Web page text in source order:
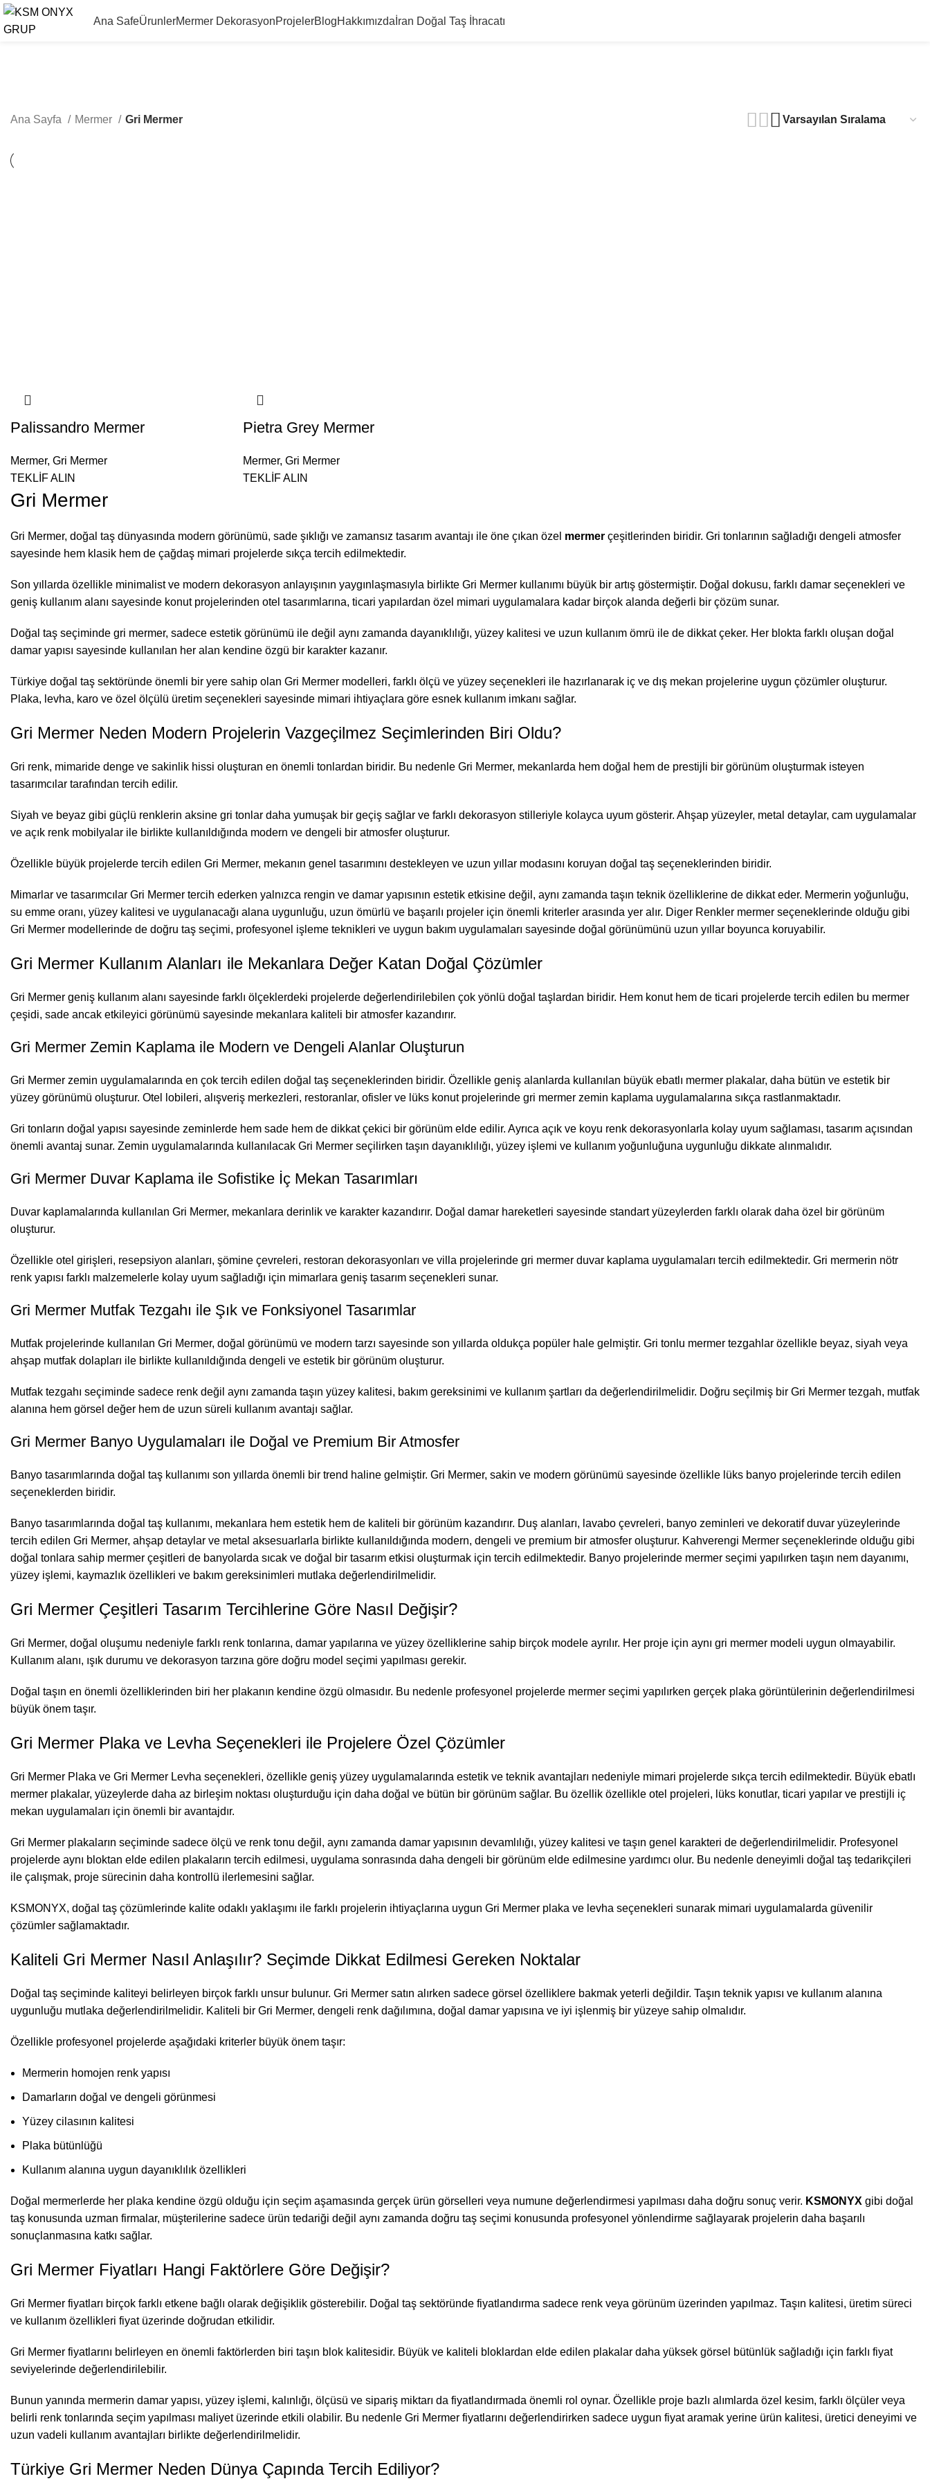
Ana SafeÜrunlerMermer DekorasyonProjelerBlogHakkımızda İran Doğal Taş İhracatı
Ana Sayfa Mermer Gri Mermer
Palissandro Mermer
Mermer, Gri Mermer
TEKLİF ALIN
Pietra Grey Mermer
Mermer, Gri Mermer
TEKLİF ALIN
Gri Mermer
Gri Mermer, doğal taş dünyasında modern görünümü, sade şıklığı ve zamansız tasarım avantajı ile öne çıkan özel mermer çeşitlerinden biridir. Gri tonlarının sağladığı dengeli atmosfer
sayesinde hem klasik hem de çağdaş mimari projelerde sıkça tercih edilmektedir.
Son yıllarda özellikle minimalist ve modern dekorasyon anlayışının yaygınlaşmasıyla birlikte Gri Mermer kullanımı büyük bir artış göstermiştir. Doğal dokusu, farklı damar seçenekleri ve
geniş kullanım alanı sayesinde konut projelerinden otel tasarımlarına, ticari yapılardan özel mimari uygulamalara kadar birçok alanda değerli bir çözüm sunar.
Doğal taş seçiminde gri mermer, sadece estetik görünümü ile değil aynı zamanda dayanıklılığı, yüzey kalitesi ve uzun kullanım ömrü ile de dikkat çeker. Her blokta farklı oluşan doğal
damar yapısı sayesinde kullanılan her alan kendine özgü bir karakter kazanır.
Türkiye doğal taş sektöründe önemli bir yere sahip olan Gri Mermer modelleri, farklı ölçü ve yüzey seçenekleri ile hazırlanarak iç ve dış mekan projelerine uygun çözümler oluşturur.
Plaka, levha, karo ve özel ölçülü üretim seçenekleri sayesinde mimari ihtiyaçlara göre esnek kullanım imkanı sağlar.
Gri Mermer Neden Modern Projelerin Vazgeçilmez Seçimlerinden Biri Oldu?
Gri renk, mimaride denge ve sakinlik hissi oluşturan en önemli tonlardan biridir. Bu nedenle Gri Mermer, mekanlarda hem doğal hem de prestijli bir görünüm oluşturmak isteyen
tasarımcılar tarafından tercih edilir.
Siyah ve beyaz gibi güçlü renklerin aksine gri tonlar daha yumuşak bir geçiş sağlar ve farklı dekorasyon stilleriyle kolayca uyum gösterir. Ahşap yüzeyler, metal detaylar, cam uygulamalar
ve açık renk mobilyalar ile birlikte kullanıldığında modern ve dengeli bir atmosfer oluşturur.
Özellikle büyük projelerde tercih edilen Gri Mermer, mekanın genel tasarımını destekleyen ve uzun yıllar modasını koruyan doğal taş seçeneklerinden biridir.
Mimarlar ve tasarımcılar Gri Mermer tercih ederken yalnızca rengin ve damar yapısının estetik etkisine değil, aynı zamanda taşın teknik özelliklerine de dikkat eder. Mermerin yoğunluğu,
su emme oranı, yüzey kalitesi ve uygulanacağı alana uygunluğu, uzun ömürlü ve başarılı projeler için önemli kriterler arasında yer alır. Diger Renkler mermer seçeneklerinde olduğu gibi
Gri Mermer modellerinde de doğru taş seçimi, profesyonel işleme teknikleri ve uygun bakım uygulamaları sayesinde doğal görünümünü uzun yıllar boyunca koruyabilir.
Gri Mermer Kullanım Alanları ile Mekanlara Değer Katan Doğal Çözümler
Gri Mermer geniş kullanım alanı sayesinde farklı ölçeklerdeki projelerde değerlendirilebilen çok yönlü doğal taşlardan biridir. Hem konut hem de ticari projelerde tercih edilen bu mermer
çeşidi, sade ancak etkileyici görünümü sayesinde mekanlara kaliteli bir atmosfer kazandırır.
Gri Mermer Zemin Kaplama ile Modern ve Dengeli Alanlar Oluşturun
Gri Mermer zemin uygulamalarında en çok tercih edilen doğal taş seçeneklerinden biridir. Özellikle geniş alanlarda kullanılan büyük ebatlı mermer plakalar, daha bütün ve estetik bir
yüzey görünümü oluşturur. Otel lobileri, alışveriş merkezleri, restoranlar, ofisler ve lüks konut projelerinde gri mermer zemin kaplama uygulamalarına sıkça rastlanmaktadır.
Gri tonların doğal yapısı sayesinde zeminlerde hem sade hem de dikkat çekici bir görünüm elde edilir. Ayrıca açık ve koyu renk dekorasyonlarla kolay uyum sağlaması, tasarım açısından
önemli avantaj sunar. Zemin uygulamalarında kullanılacak Gri Mermer seçilirken taşın dayanıklılığı, yüzey işlemi ve kullanım yoğunluğuna uygunluğu dikkate alınmalıdır.
Gri Mermer Duvar Kaplama ile Sofistike İç Mekan Tasarımları
Duvar kaplamalarında kullanılan Gri Mermer, mekanlara derinlik ve karakter kazandırır. Doğal damar hareketleri sayesinde standart yüzeylerden farklı olarak daha özel bir görünüm
oluşturur.
Özellikle otel girişleri, resepsiyon alanları, şömine çevreleri, restoran dekorasyonları ve villa projelerinde gri mermer duvar kaplama uygulamaları tercih edilmektedir. Gri mermerin nötr
renk yapısı farklı malzemelerle kolay uyum sağladığı için mimarlara geniş tasarım seçenekleri sunar.
Gri Mermer Mutfak Tezgahı ile Şık ve Fonksiyonel Tasarımlar
Mutfak projelerinde kullanılan Gri Mermer, doğal görünümü ve modern tarzı sayesinde son yıllarda oldukça popüler hale gelmiştir. Gri tonlu mermer tezgahlar özellikle beyaz, siyah veya
ahşap mutfak dolapları ile birlikte kullanıldığında dengeli ve estetik bir görünüm oluşturur.
Mutfak tezgahı seçiminde sadece renk değil aynı zamanda taşın yüzey kalitesi, bakım gereksinimi ve kullanım şartları da değerlendirilmelidir. Doğru seçilmiş bir Gri Mermer tezgah, mutfak
alanına hem görsel değer hem de uzun süreli kullanım avantajı sağlar.
Gri Mermer Banyo Uygulamaları ile Doğal ve Premium Bir Atmosfer
Banyo tasarımlarında doğal taş kullanımı son yıllarda önemli bir trend haline gelmiştir. Gri Mermer, sakin ve modern görünümü sayesinde özellikle lüks banyo projelerinde tercih edilen
seçeneklerden biridir.
Banyo tasarımlarında doğal taş kullanımı, mekanlara hem estetik hem de kaliteli bir görünüm kazandırır. Duş alanları, lavabo çevreleri, banyo zeminleri ve dekoratif duvar yüzeylerinde
tercih edilen Gri Mermer, ahşap detaylar ve metal aksesuarlarla birlikte kullanıldığında modern, dengeli ve premium bir atmosfer oluşturur. Kahverengi Mermer seçeneklerinde olduğu gibi
doğal tonlara sahip mermer çeşitleri de banyolarda sıcak ve doğal bir tasarım etkisi oluşturmak için tercih edilmektedir. Banyo projelerinde mermer seçimi yapılırken taşın nem dayanımı,
yüzey işlemi, kaymazlık özellikleri ve bakım gereksinimleri mutlaka değerlendirilmelidir.
Gri Mermer Çeşitleri Tasarım Tercihlerine Göre Nasıl Değişir?
Gri Mermer, doğal oluşumu nedeniyle farklı renk tonlarına, damar yapılarına ve yüzey özelliklerine sahip birçok modele ayrılır. Her proje için aynı gri mermer modeli uygun olmayabilir.
Kullanım alanı, ışık durumu ve dekorasyon tarzına göre doğru model seçimi yapılması gerekir.
Doğal taşın en önemli özelliklerinden biri her plakanın kendine özgü olmasıdır. Bu nedenle profesyonel projelerde mermer seçimi yapılırken gerçek plaka görüntülerinin değerlendirilmesi
büyük önem taşır.
Gri Mermer Plaka ve Levha Seçenekleri ile Projelere Özel Çözümler
Gri Mermer Plaka ve Gri Mermer Levha seçenekleri, özellikle geniş yüzey uygulamalarında estetik ve teknik avantajları nedeniyle mimari projelerde sıkça tercih edilmektedir. Büyük ebatlı
mermer plakalar, yüzeylerde daha az birleşim noktası oluşturduğu için daha doğal ve bütün bir görünüm sağlar. Bu özellik özellikle otel projeleri, lüks konutlar, ticari yapılar ve prestijli iç
mekan uygulamaları için önemli bir avantajdır.
Gri Mermer plakaların seçiminde sadece ölçü ve renk tonu değil, aynı zamanda damar yapısının devamlılığı, yüzey kalitesi ve taşın genel karakteri de değerlendirilmelidir. Profesyonel
projelerde aynı bloktan elde edilen plakaların tercih edilmesi, uygulama sonrasında daha dengeli bir görünüm elde edilmesine yardımcı olur. Bu nedenle deneyimli doğal taş tedarikçileri
ile çalışmak, proje sürecinin daha kontrollü ilerlemesini sağlar.
KSMONYX, doğal taş çözümlerinde kalite odaklı yaklaşımı ile farklı projelerin ihtiyaçlarına uygun Gri Mermer plaka ve levha seçenekleri sunarak mimari uygulamalarda güvenilir
çözümler sağlamaktadır.
Kaliteli Gri Mermer Nasıl Anlaşılır? Seçimde Dikkat Edilmesi Gereken Noktalar
Doğal taş seçiminde kaliteyi belirleyen birçok farklı unsur bulunur. Gri Mermer satın alırken sadece görsel özelliklere bakmak yeterli değildir. Taşın teknik yapısı ve kullanım alanına
uygunluğu mutlaka değerlendirilmelidir. Kaliteli bir Gri Mermer, dengeli renk dağılımına, doğal damar yapısına ve iyi işlenmiş bir yüzeye sahip olmalıdır.
Özellikle profesyonel projelerde aşağıdaki kriterler büyük önem taşır:
Mermerin homojen renk yapısı
Damarların doğal ve dengeli görünmesi
Yüzey cilasının kalitesi
Plaka bütünlüğü
Kullanım alanına uygun dayanıklılık özellikleri
Doğal mermerlerde her plaka kendine özgü olduğu için seçim aşamasında gerçek ürün görselleri veya numune değerlendirmesi yapılması daha doğru sonuç verir. KSMONYX gibi doğal
taş konusunda uzman firmalar, müşterilerine sadece ürün tedariği değil aynı zamanda doğru taş seçimi konusunda profesyonel yönlendirme sağlayarak projelerin daha başarılı
sonuçlanmasına katkı sağlar.
Gri Mermer Fiyatları Hangi Faktörlere Göre Değişir?
Gri Mermer fiyatları birçok farklı etkene bağlı olarak değişiklik gösterebilir. Doğal taş sektöründe fiyatlandırma sadece renk veya görünüm üzerinden yapılmaz. Taşın kalitesi, üretim süreci
ve kullanım özellikleri fiyat üzerinde doğrudan etkilidir.
Gri Mermer fiyatlarını belirleyen en önemli faktörlerden biri taşın blok kalitesidir. Büyük ve kaliteli bloklardan elde edilen plakalar daha yüksek görsel bütünlük sağladığı için farklı fiyat
seviyelerinde değerlendirilebilir.
Bunun yanında mermerin damar yapısı, yüzey işlemi, kalınlığı, ölçüsü ve sipariş miktarı da fiyatlandırmada önemli rol oynar. Özellikle proje bazlı alımlarda özel kesim, farklı ölçüler veya
belirli renk tonlarında seçim yapılması maliyet üzerinde etkili olabilir. Bu nedenle Gri Mermer fiyatlarını değerlendirirken sadece uygun fiyat aramak yerine ürün kalitesi, üretici deneyimi ve
uzun vadeli kullanım avantajları birlikte değerlendirilmelidir.
Türkiye Gri Mermer Neden Dünya Çapında Tercih Ediliyor?